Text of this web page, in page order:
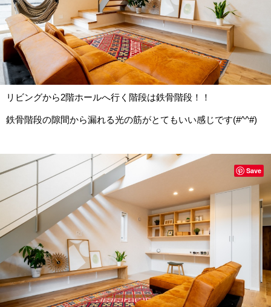
リビングから2階ホールへ行く階段は鉄骨階段！！
鉄骨階段の隙間から漏れる光の筋がとてもいい感じです(#^^#)
Save